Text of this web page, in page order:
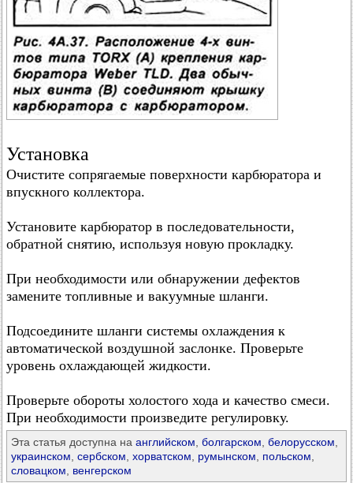
Установка
Очистите сопрягаемые поверхности карбюратора и
впускного коллектора.
Установите карбюратор в последовательности,
обратной снятию, используя новую прокладку.
При необходимости или обнаружении дефектов
замените топливные и вакуумные шланги.
Подсоедините шланги системы охлаждения к
автоматической воздушной заслонке. Проверьте
уровень охлаждающей жидкости.
Проверьте обороты холостого хода и качество смеси.
При необходимости произведите регулировку.
Эта статья доступна на английском болгарском белорусском
украинском сербском хорватском румынском польском
словацком
венгерском